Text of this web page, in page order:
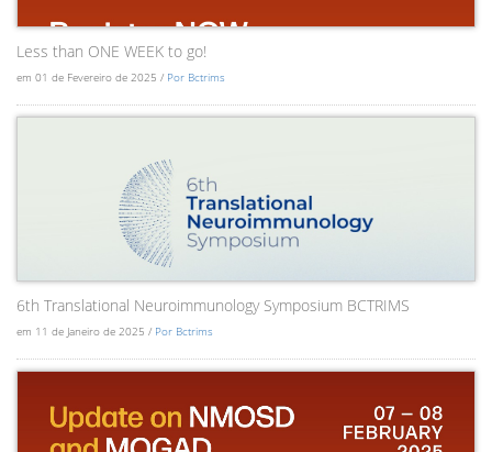
Less than ONE WEEK to go!
em 01 de Fevereiro de 2025 / Por Bctrims
6th Translational Neuroimmunology Symposium BCTRIMS
em 11 de Janeiro de 2025 / Por Bctrims